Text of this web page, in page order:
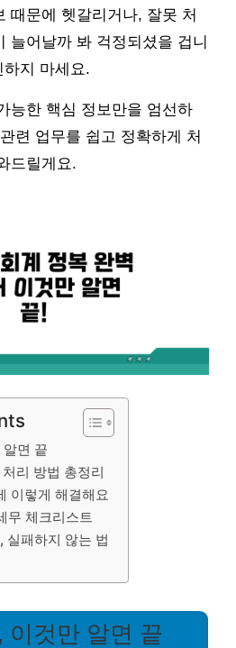
때문에 헷갈리거나, 잘못 처
늘어날까 봐 걱정되셨을 겁니
지 마세요.
능한 핵심 정보만을 엄선하
련 업무를 쉽고 정확하게 처
드릴게요.
면 끝
리 방법 총정리
이렇게 해결해요
무 체크리스트
실패하지 않는 법
이것만 알면 끝